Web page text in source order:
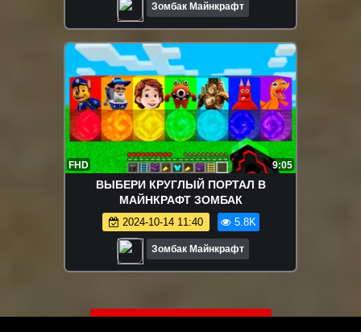
Зомбак Майнкрафт
FHD 9:05
ВЫБЕРИ КРУГЛЫЙ ПОРТАЛ В
МАЙНКРАФТ ЗОМБАК
2024-10-14 11:40 5.8K
Зомбак Майнкрафт